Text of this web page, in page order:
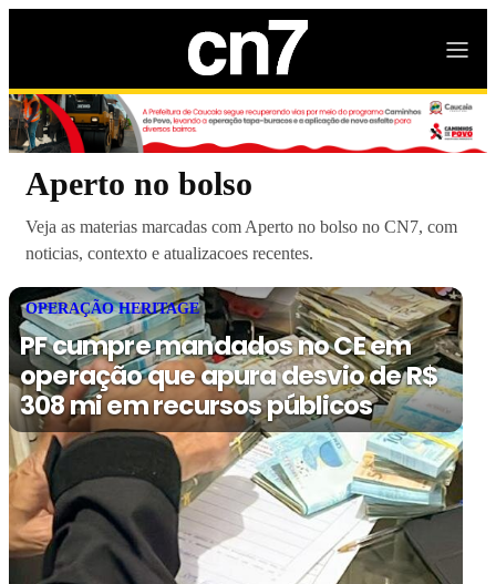
Aperto no bolso
Veja as materias marcadas com Aperto no bolso no CN7, com
noticias, contexto e atualizacoes recentes.
OPERAÇÃO HERITAGE
PF cumpre mandados no CE em
operação que apura desvio de R$
308 mi em recursos públicos